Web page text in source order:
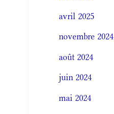
avril 2025
novembre 2024
août 2024
juin 2024
mai 2024